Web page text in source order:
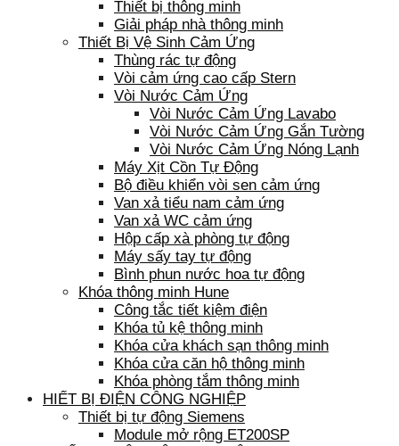
Thiết bị thông minh
Giải pháp nhà thông minh
Thiết Bị Vệ Sinh Cảm Ứng
Thùng rác tự động
Vòi cảm ứng cao cấp Stern
Vòi Nước Cảm Ứng
Vòi Nước Cảm Ứng Lavabo
Vòi Nước Cảm Ứng Gắn Tường
Vòi Nước Cảm Ứng Nóng Lạnh
Máy Xịt Cồn Tự Động
Bộ điều khiển vòi sen cảm ứng
Van xả tiểu nam cảm ứng
Van xả WC cảm ứng
Hộp cấp xà phòng tự động
Máy sấy tay tự động
Bình phun nước hoa tự động
Khóa thông minh Hune
Công tắc tiết kiệm điện
Khóa tủ kệ thông minh
Khóa cửa khách sạn thông minh
Khóa cửa căn hộ thông minh
Khóa phòng tắm thông minh
HIẾT BỊ ĐIỆN CÔNG NGHIỆP
Thiết bị tự động Siemens
Module mở rộng ET200SP